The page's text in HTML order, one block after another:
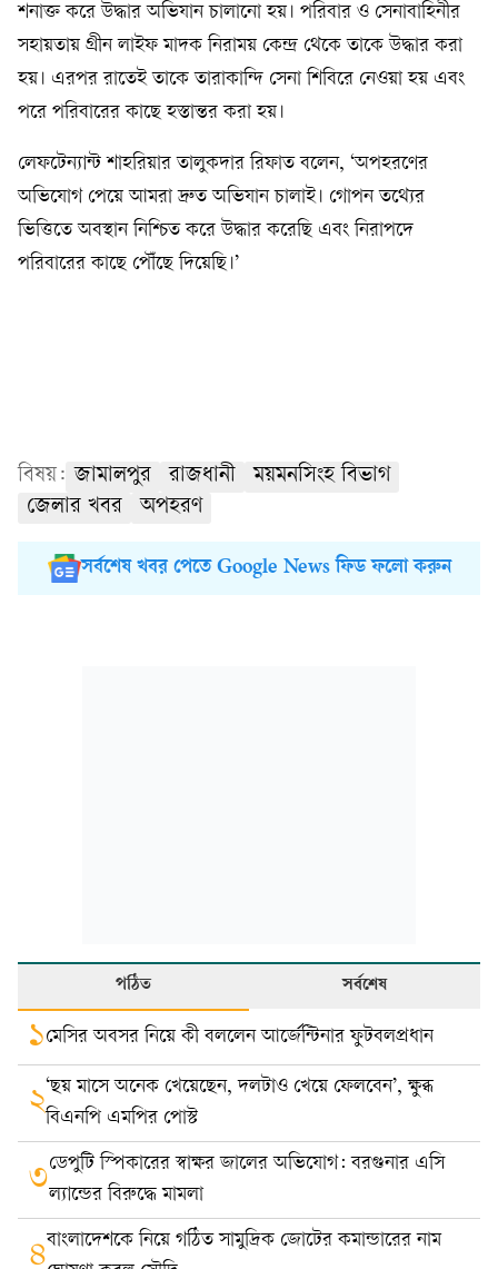
শনাক্ত করে উদ্ধার অভিযান চালানো হয়। পরিবার ও সেনাবাহিনীর
সহায়তায় গ্রীন লাইফ মাদক নিরাময় কেন্দ্র থেকে তাকে উদ্ধার করা
হয়। এরপর রাতেই তাকে তারাকান্দি সেনা শিবিরে নেওয়া হয় এবং
পরে পরিবারের কাছে হস্তান্তর করা হয়।
লেফটেন্যান্ট শাহরিয়ার তালুকদার রিফাত বলেন, ‘অপহরণের
অভিযোগ পেয়ে আমরা দ্রুত অভিযান চালাই। গোপন তথ্যের
ভিত্তিতে অবস্থান নিশ্চিত করে উদ্ধার করেছি এবং নিরাপদে
পরিবারের কাছে পৌঁছে দিয়েছি।’
বিষয়: জামালপুর রাজধানী
ময়মনসিংহ বিভাগ
জেলার খবর
অপহরণ
সর্বশেষ খবর পেতে Google News ফিড ফলো করুন
পঠিত সর্বশেষ
১মেসির অবসর নিয়ে কী বললেন আর্জেন্টিনার ফুটবলপ্রধান
২‘ছয় মাসে অনেক খেয়েছেন, দলটাও খেয়ে ফেলবেন’, ক্ষুব্ধ
বিএনপি এমপির পোস্ট
৩ডেপুটি স্পিকারের স্বাক্ষর জালের অভিযোগ: বরগুনার এসি
ল্যান্ডের বিরুদ্ধে মামলা
৪বাংলাদেশকে নিয়ে গঠিত সামুদ্রিক জোটের কমান্ডারের নাম